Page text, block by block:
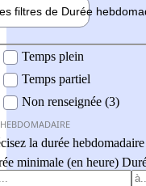
filtres de Durée hebdo
Temps plein
Temps partiel
Non renseignée (3)
la durée hebdomadaire
minimale (en heure)